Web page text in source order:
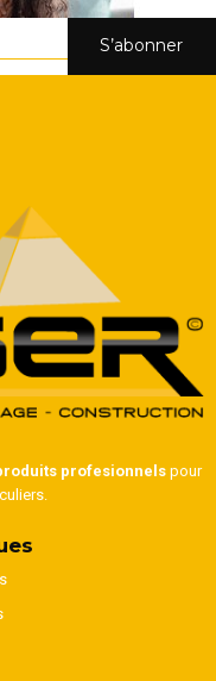
S’abonner
profesionnelspour